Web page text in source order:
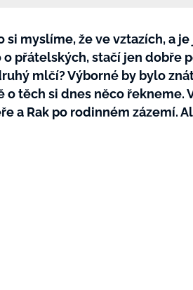
si myslíme, že ve vztazích, a
o přátelských, stačí jen dobře
mlčí? Výborné by bylo
o těch si dnes něco řekneme.
a Rak po rodinném zázemí.